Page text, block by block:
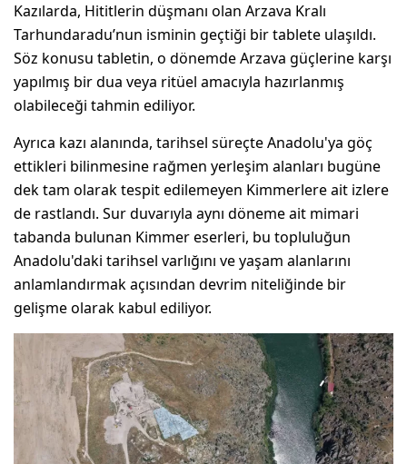
Kazılarda, Hititlerin düşmanı olan Arzava Kralı
Tarhundaradu’nun isminin geçtiği bir tablete ulaşıldı.
Söz konusu tabletin, o dönemde Arzava güçlerine karşı
yapılmış bir dua veya ritüel amacıyla hazırlanmış
olabileceği tahmin ediliyor.
Ayrıca kazı alanında, tarihsel süreçte Anadolu'ya göç
ettikleri bilinmesine rağmen yerleşim alanları bugüne
dek tam olarak tespit edilemeyen Kimmerlere ait izlere
de rastlandı. Sur duvarıyla aynı döneme ait mimari
tabanda bulunan Kimmer eserleri, bu topluluğun
Anadolu'daki tarihsel varlığını ve yaşam alanlarını
anlamlandırmak açısından devrim niteliğinde bir
gelişme olarak kabul ediliyor.